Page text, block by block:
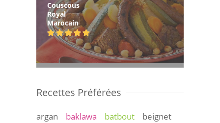
Couscous
Royal
Marocain
Recettes Préférées
argan baklawa batbout
beignet